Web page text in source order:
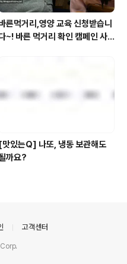
른먹거리,영양 교육 신청받습니
~! 바른 먹거리 확인 캠페인 사
[맛있는Q] 나또, 냉동 보관해도
까요?
고객센터